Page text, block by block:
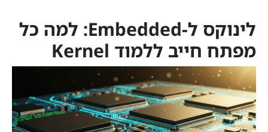
לינוקס ל-Embedded: למה כל
מפתח חייב ללמוד Kernel